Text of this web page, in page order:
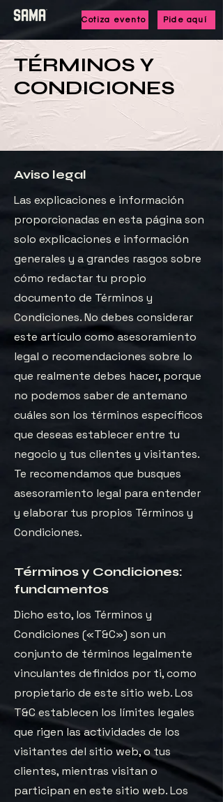
Cotiza evento Pide aquí
TÉRMINOS Y
CONDICIONES
Aviso legal
Las explicaciones e información
proporcionadas en esta página son
solo explicaciones e información
generales y a grandes rasgos sobre
cómo redactar tu propio
documento de Términos y
Condiciones. No debes considerar
este artículo como asesoramiento
legal o recomendaciones sobre lo
que realmente debes hacer, porque
no podemos saber de antemano
cuáles son los términos específicos
que deseas establecer entre tu
negocio y tus clientes y visitantes.
Te recomendamos que busques
asesoramiento legal para entender
y elaborar tus propios Términos y
Condiciones.
Términos y Condiciones:
fundamentos
Dicho esto, los Términos y
Condiciones («T&C») son un
conjunto de términos legalmente
vinculantes definidos por ti, como
propietario de este sitio web. Los
T&C establecen los límites legales
que rigen las actividades de los
visitantes del sitio web, o tus
clientes, mientras visitan o
participan en este sitio web. Los